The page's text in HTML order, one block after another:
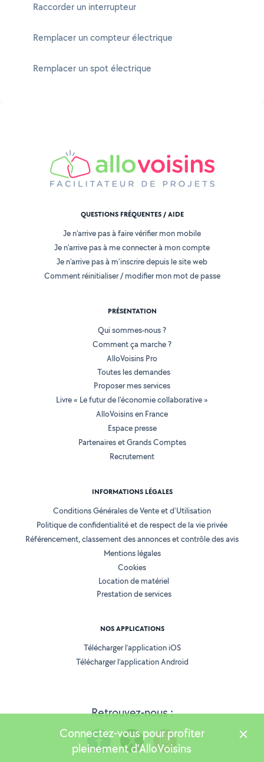
Raccorder un interrupteur
Remplacer un compteur électrique
Remplacer un spot électrique
Retrouvez-nous :
QUESTIONS FRÉQUENTES / AIDE
Je n'arrive pas à faire vérifier mon mobile
Je n'arrive pas à me connecter à mon compte
Je n'arrive pas à m'inscrire depuis le site web
Comment réinitialiser / modifier mon mot de passe
PRÉSENTATION
Qui sommes-nous ?
Comment ça marche ?
AlloVoisins Pro
Toutes les demandes
Proposer mes services
Livre « Le futur de l'économie collaborative »
AlloVoisins en France
Espace presse
Partenaires et Grands Comptes
Recrutement
INFORMATIONS LÉGALES
Conditions Générales de Vente et d'Utilisation
Politique de confidentialité et de respect de la vie privée
Référencement, classement des annonces et contrôle des avis
Mentions légales
Cookies
Location de matériel
Prestation de services
NOS APPLICATIONS
Télécharger l’application iOS
Télécharger l’application Android
Connectez-vous pour profiter
pleinement d'AlloVoisins